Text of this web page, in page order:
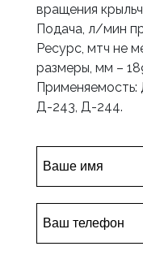
вращения
Подача, л/мин
Ресурс, мтч не
размеры, мм –
Д-243, Д-244.